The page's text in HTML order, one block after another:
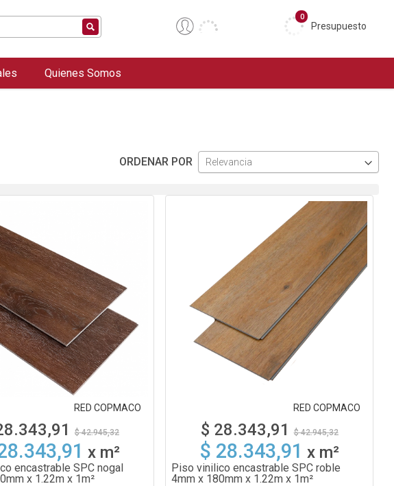
0
Presupuesto
Quienes Somos
ORDENAR POR
RED COPMACO
$ 42.945,32
x m²
encastrable SPC nogal
x 1.22m x 1m²
RED COPMACO
$ 28.343,91$ 42.945,32
$ 28.343,91 x m²
Piso vinilico encastrable SPC roble
4mm x 180mm x 1.22m x 1m²